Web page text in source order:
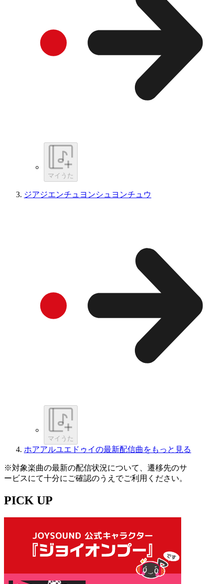
マイうた
ジアジエンチュヨンシュヨンチュウ
マイうた
ホアアルユエドゥイの最新配信曲をもっと見る
※対象楽曲の最新の配信状況について、遷移先のサ
ービスにて十分にご確認のうえでご利用ください。
PICK UP